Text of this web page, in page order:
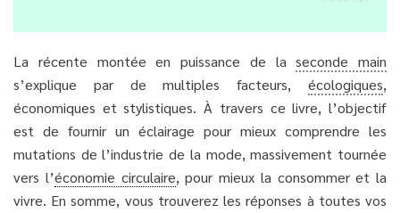
La récente montée en puissance de laseconde main
s’explique par de multiples facteurs, écologiques,
économiques et stylistiques. À travers ce livre, l’objectif
est de fournir un éclairage pour mieux comprendre les
mutations de l’industrie de la mode, massivement tournée
vers l’économie circulaire, pour mieux la consommer et la
vivre. En somme, vous trouverez les réponses à toutes vos